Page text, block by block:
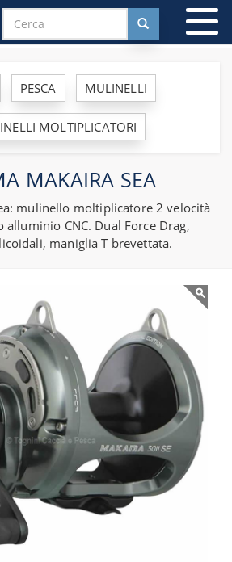
PESCA MULINELLI
MOLTIPLICATORI
MAKAIRA SEA
mulinello moltiplicatore 2 velocità
alluminio CNC. Dual Force Drag,
maniglia T brevettata.